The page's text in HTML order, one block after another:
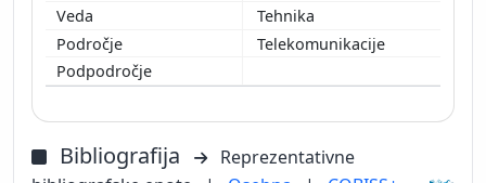
Tehnika
Telekomunikacije
Bibliografija
Reprezentativne